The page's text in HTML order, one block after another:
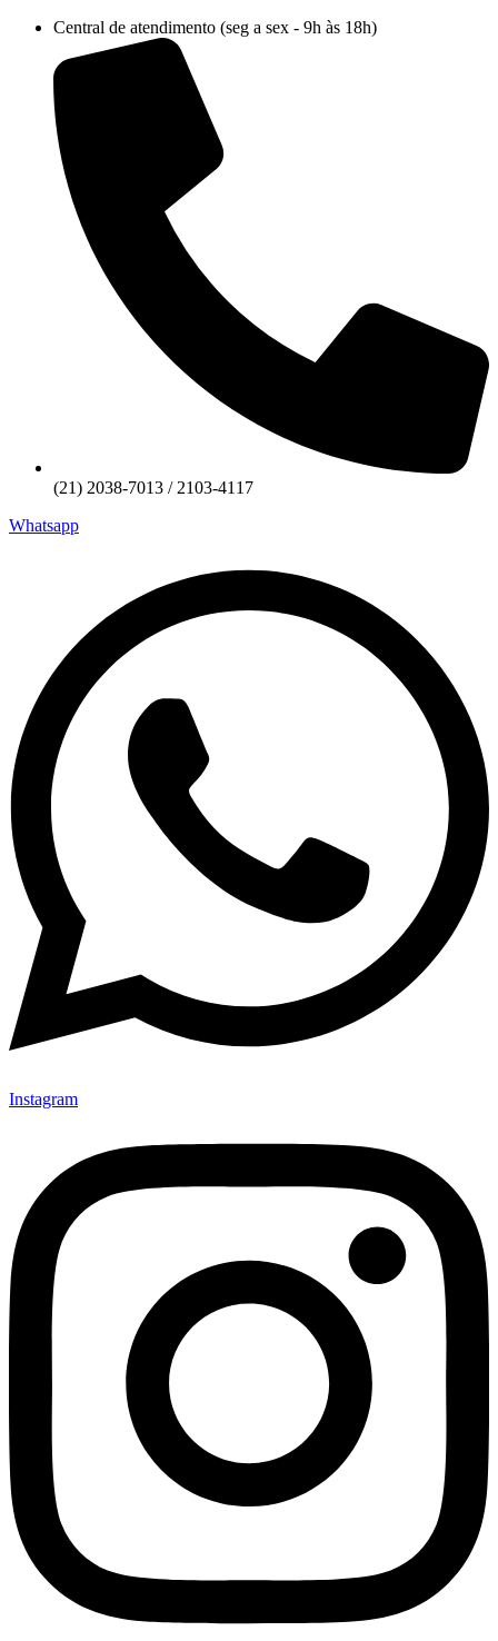
conteúdo
Central de atendimento (seg a sex - 9h às 18h)
(21) 2038-7013 / 2103-4117
Whatsapp
Instagram